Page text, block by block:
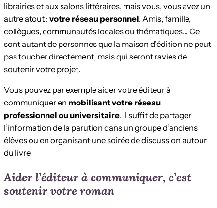
librairies et aux salons littéraires, mais vous, vous avez un
autre atout : votre réseau personnel. Amis, famille,
collègues, communautés locales ou thématiques… Ce
sont autant de personnes que la maison d’édition ne peut
pas toucher directement, mais qui seront ravies de
soutenir votre projet.
Vous pouvez par exemple aider votre éditeur à
communiquer en mobilisant votre réseau
professionnel ou universitaire. Il suffit de partager
l’information de la parution dans un groupe d’anciens
élèves ou en organisant une soirée de discussion autour
du livre.
Aider l’éditeur à communiquer, c’est
soutenir votre roman